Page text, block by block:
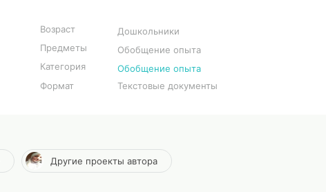
Возраст
Дошкольники
Предметы
Обобщение опыта
Категория
Обобщение опыта
Формат
Текстовые документы
Другие проекты автора